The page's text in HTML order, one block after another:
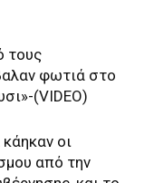
τους
φωτιά στο
(VIDEO)
οι
από την